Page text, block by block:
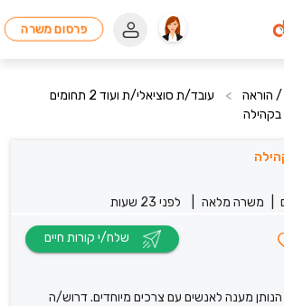
פרסום משרה
הוראה >
עובד/ת סוציאלי/ת ועוד 2 תחומים
משרה מלאה לפני 23 שעות
הנותן מענה לאנשים עם צרכים מיוחדים. דרוש/ה